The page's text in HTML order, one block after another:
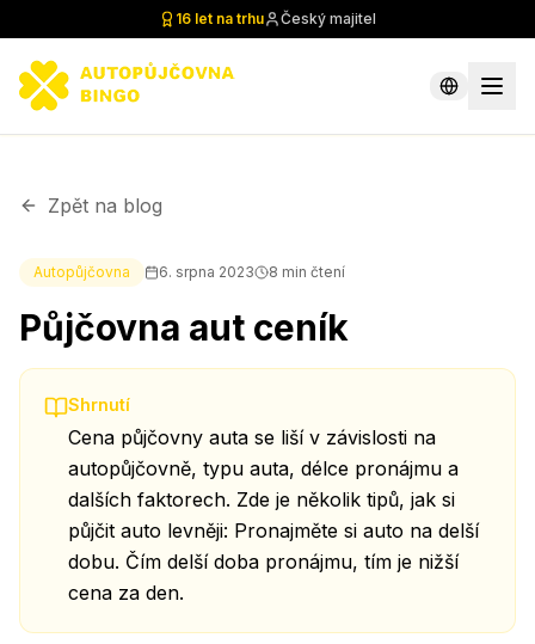
16 let na trhu Český majitel
Zpět na blog
Autopůjčovna 6. srpna 2023 8 min čtení
Půjčovna aut ceník
Shrnutí
Cena půjčovny auta se liší v závislosti na
autopůjčovně, typu auta, délce pronájmu a
dalších faktorech. Zde je několik tipů, jak si
půjčit auto levněji: Pronajměte si auto na delší
dobu. Čím delší doba pronájmu, tím je nižší
cena za den.